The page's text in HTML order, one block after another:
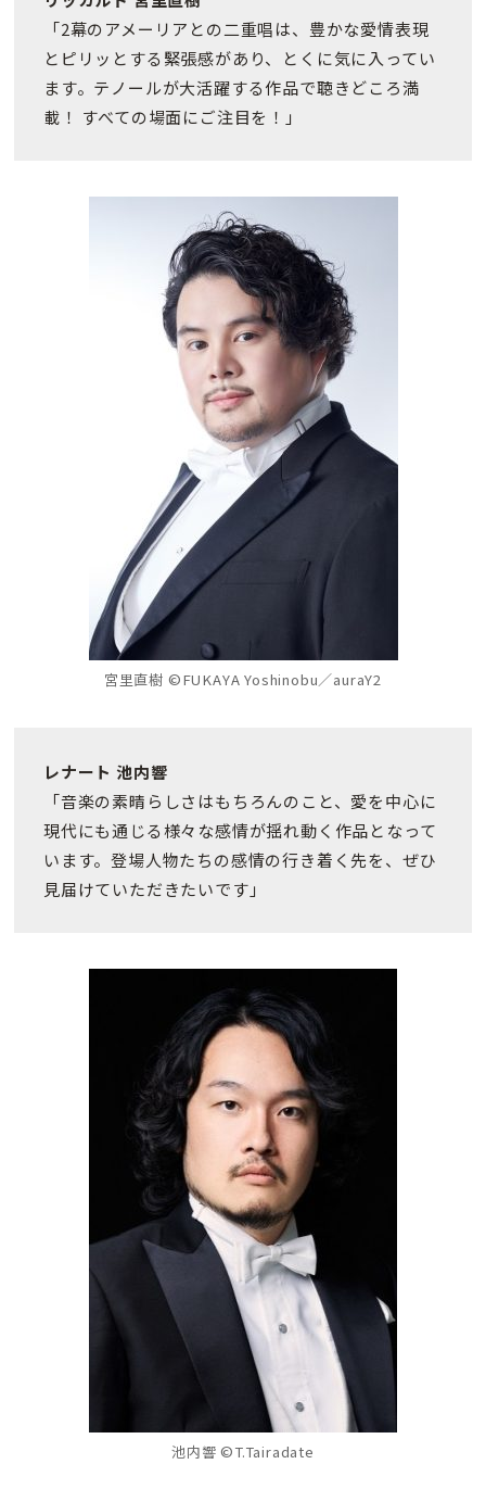
「2幕のアメーリアとの二重唱は、豊かな愛情表現
とピリッとする緊張感があり、とくに気に入ってい
ます。テノールが大活躍する作品で聴きどころ満
載！ すべての場面にご注目を！」
宮里直樹 ©FUKAYA Yoshinobu／auraY2
レナート 池内響
「音楽の素晴らしさはもちろんのこと、愛を中心に
現代にも通じる様々な感情が揺れ動く作品となって
います。登場人物たちの感情の行き着く先を、ぜひ
見届けていただきたいです」
池内響 ©T.Tairadate